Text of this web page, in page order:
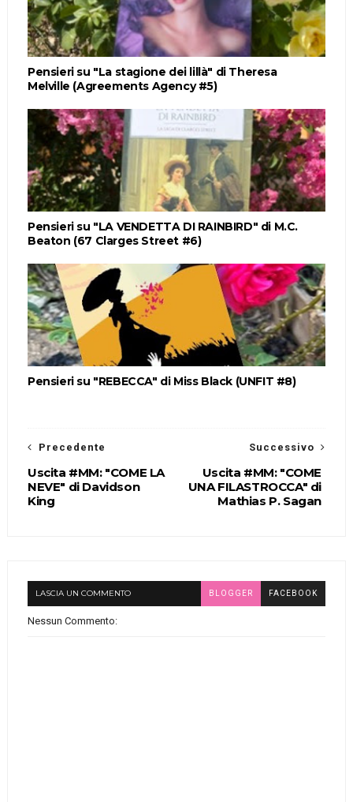
Pensieri su "La stagione dei lillà" di Theresa
Melville (Agreements Agency #5)
Pensieri su "LA VENDETTA DI RAINBIRD" di M.C.
Beaton (67 Clarges Street #6)
Pensieri su "REBECCA" di Miss Black (UNFIT #8)
Successivo
Uscita #MM: "COME
UNA FILASTROCCA" di
Mathias P. Sagan
Precedente
Uscita #MM: "COME LA
NEVE" di Davidson
King
LASCIA UN COMMENTO BLOGGER FACEBOOK
Nessun Commento: